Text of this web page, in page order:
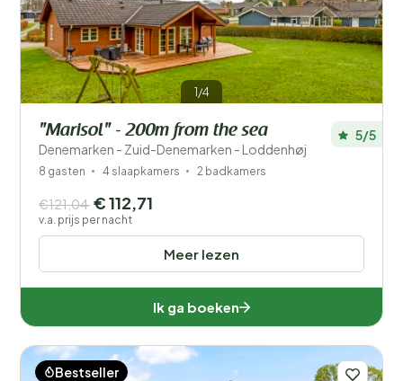
1/4
"Marisol" - 200m from the sea
Denemarken - Zuid-Denemarken - Loddenhøj
5/5
8 gasten 4 slaapkamers 2 badkamers
Meer lezen
€121,04 € 112,71
v.a. prijs per nacht
Ik ga boeken
Bestseller